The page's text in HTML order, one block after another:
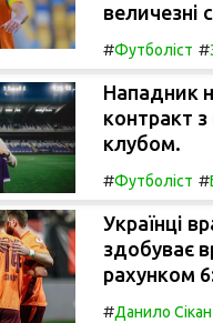
величезні
#Футболіст #
Нападник
контракт
клубом.
#Футболіст #
Українці
здобуває
рахунком
#Данило Сікан